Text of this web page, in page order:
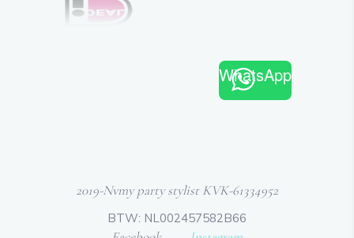
WhatsApp
2019-Nvmy party stylist KVK-61334952
BTW: NL002457582B66